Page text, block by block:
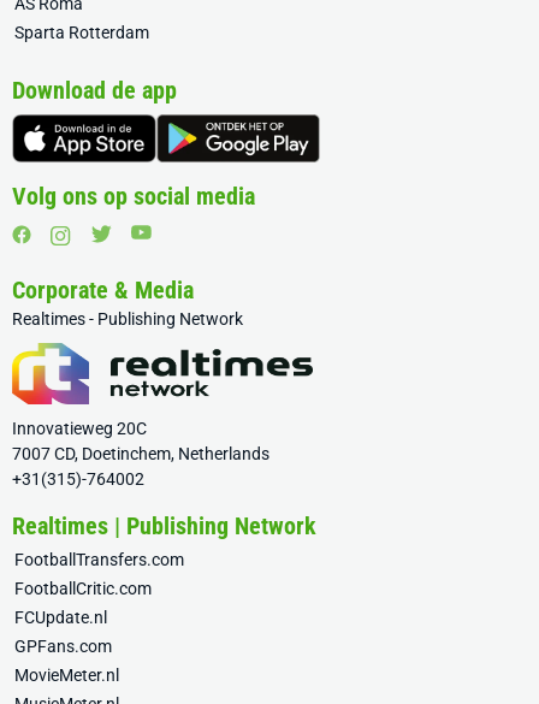
Sparta Rotterdam
Download de app
Volg ons op social media
Corporate & Media
Realtimes - Publishing Network
Innovatieweg 20C
7007 CD, Doetinchem, Netherlands
+31(315)-764002
Realtimes | Publishing Network
FootballTransfers.com
FootballCritic.com
FCUpdate.nl
GPFans.com
MovieMeter.nl